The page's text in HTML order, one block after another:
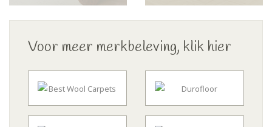
Voor meer merkbeleving, klik hier